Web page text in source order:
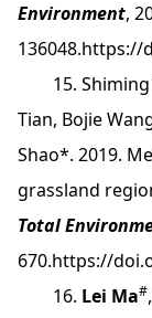
Environment,
136048.https://
15.
Tian, Bojie
Shao*. 2019.
grassland
Total
670.https://
16. Lei Ma#